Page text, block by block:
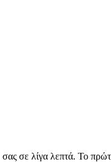
σε λίγα λεπτά. Το